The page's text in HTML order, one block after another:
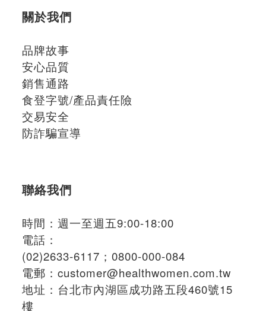
關於我們
品牌故事
安心品質
銷售通路
食登字號/產品責任險
交易安全
防詐騙宣導
聯絡我們
時間：週一至週五9:00-18:00
電話：
(02)2633-6117； 0800-000-084
電郵： customer@healthwomen.com.tw
地址： 台北市內湖區成功路五段460號15
樓